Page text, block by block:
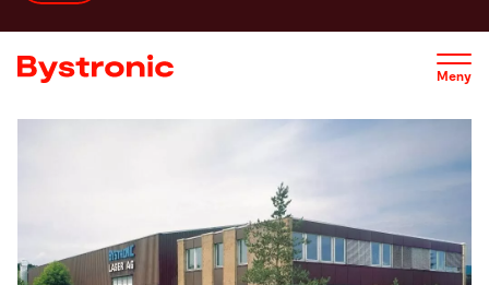
Meny
Service
Företag